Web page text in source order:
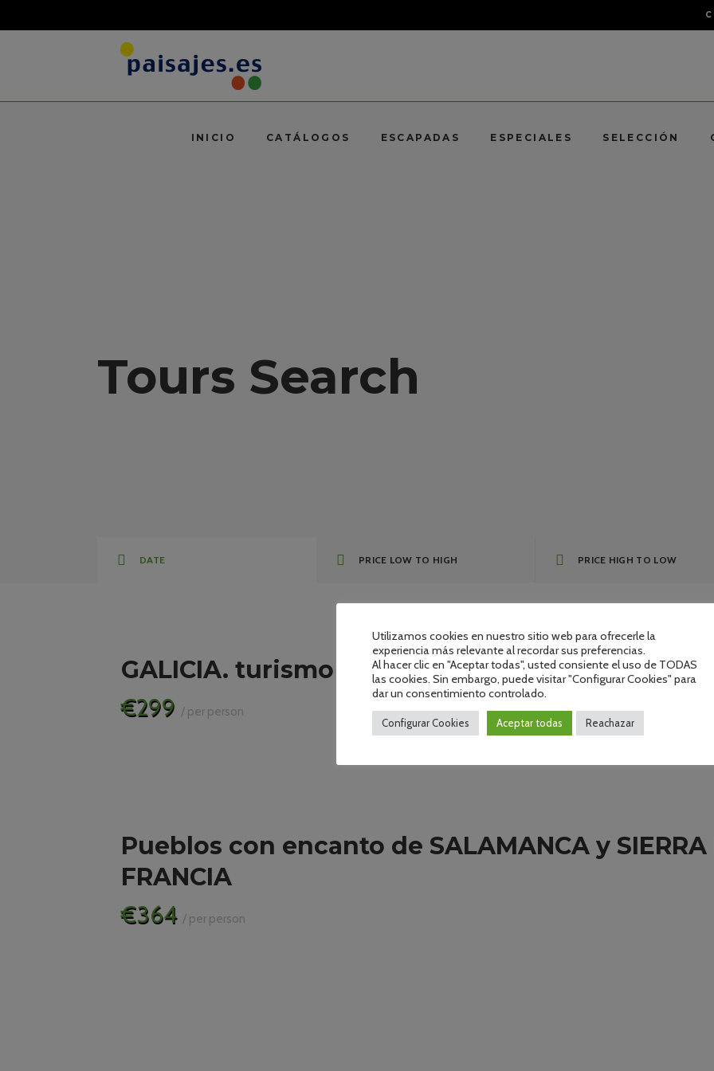
INICIO CATÁLOGOS ESCAPADAS ESPECIALES SELECCIÓN
Tours Search
DATE PRICE LOW TO HIGH PRICE HIGH TO LOW
GALICIA. turismo y tradición
€299 / per person
Pueblos con encanto de SALAMANCA y SIERRA
FRANCIA
€364 / per person
Utilizamos cookies en nuestro sitio web para ofrecerle la
experiencia más relevante al recordar sus preferencias.
Al hacer clic en "Aceptar todas", usted consiente el uso de TODAS
las cookies. Sin embargo, puede visitar "Configurar Cookies" para
dar un consentimiento controlado.
Configurar Cookies Aceptar todas Reachazar